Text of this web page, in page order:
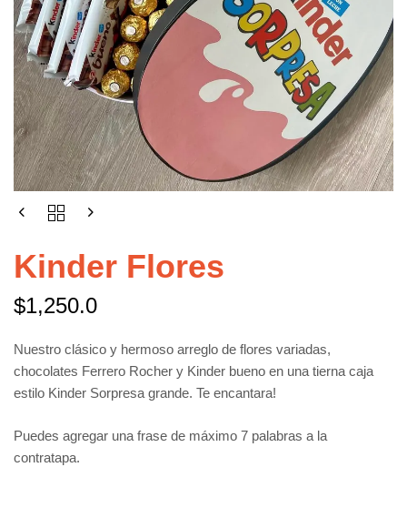
Kinder Flores
$1,250.0
Nuestro clásico y hermoso arreglo de flores variadas,
chocolates Ferrero Rocher y Kinder bueno en una tierna caja
estilo Kinder Sorpresa grande. Te encantara!
Puedes agregar una frase de máximo 7 palabras a la
contratapa.